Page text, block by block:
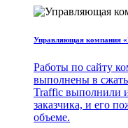
Управляющая компания
Работы по сайту
выполнены в
Traffic выполнили
заказчика, и его
объеме.